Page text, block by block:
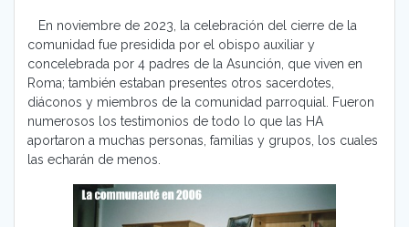
En noviembre de 2023, la celebración del cierre de la
comunidad fue presidida por el obispo auxiliar y
concelebrada por 4 padres de la Asunción, que viven en
Roma; también estaban presentes otros sacerdotes,
diáconos y miembros de la comunidad parroquial. Fueron
numerosos los testimonios de todo lo que las HA
aportaron a muchas personas, familias y grupos, los cuales
las echarán de menos.